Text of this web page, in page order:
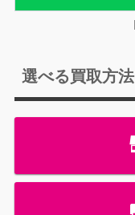
選べる買取方法